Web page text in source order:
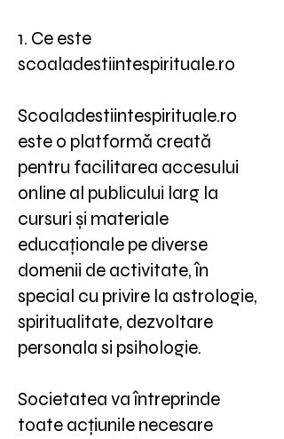
1. Ce este
scoaladestiintespirituale.ro
Scoaladestiintespirituale.ro
este o platformă creată
pentru facilitarea accesului
online al publicului larg la
cursuri și materiale
educaționale pe diverse
domenii de activitate, în
special cu privire la astrologie,
spiritualitate, dezvoltare
personala si psihologie.
Societatea va întreprinde
toate acțiunile necesare